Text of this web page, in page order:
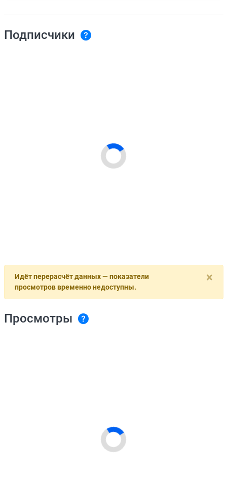
Подписчики
×
Идёт перерасчёт данных — показатели
просмотров временно недоступны.
Просмотры